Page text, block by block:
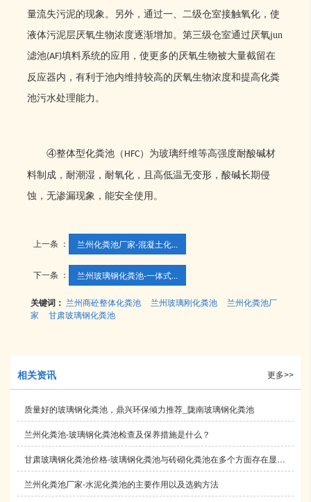
量流失污泥的现象。另外，通过一、二级仓室接触氧化，使
液体污泥层厌氧生物浓度逐渐增加。第三级仓室通过厌氧jun
滤池(AF)填料系统的应用，使更多的厌氧生物被大量截留在
反应器内，有利于池内维持较高的厌氧生物浓度和提高化粪
池污水处理能力。
④整体型化粪池（ HFC）为玻璃纤维等高强度耐酸碱材
料制成，耐潮湿，耐氧化，且高低温无变形，酸碱长期侵
蚀，无渗漏现象，能安全使用。
上一条 ： 兰州化粪池厂家-混凝土化...
下一条 ： 兰州玻璃钢化粪池-一体式...
关键词： 兰州商砼整体化粪池 兰州玻璃刚化粪池
兰州化粪池厂
家
甘肃玻璃钢化粪池
相关资讯 更多>>
质量好的玻璃钢化粪池，鼎兴环保倾力推荐_陇南玻璃钢化粪池
兰州化粪池-玻璃钢化粪池检查及保养措施是什么？
甘肃玻璃钢化粪池价格​-玻璃钢化粪池与砖砌化粪池在多个方面存在显著差异
兰州化粪池厂家-水泥化粪池的主要作用以及选购方法